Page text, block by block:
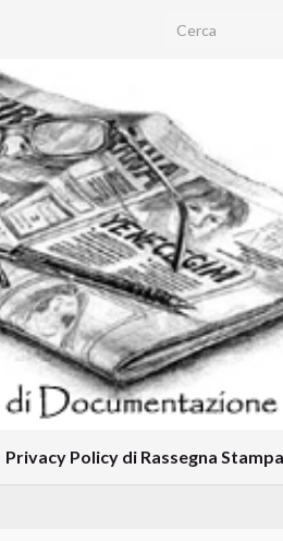
Search for:
Privacy Policy di Rassegna Stampa